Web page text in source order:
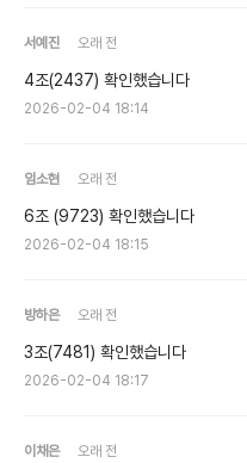
서예진 오래 전
4조(2437) 확인했습니다
2026-02-04 18:14
임소현 오래 전
6조 (9723) 확인했습니다
2026-02-04 18:15
방하은 오래 전
3조(7481) 확인했습니다
2026-02-04 18:17
이채은 오래 전